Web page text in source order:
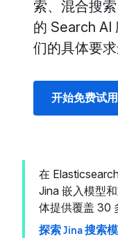
索、混合搜
的 Search AI
们的具体要求
开始免费试用
在
Jina 嵌入模型
体提供覆盖 30
探索 Jina 搜索